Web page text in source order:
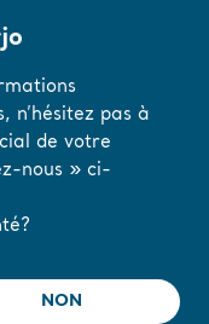
la mobilisation précoce
n’hésitez pas à
de votre
nous » ci-
NON